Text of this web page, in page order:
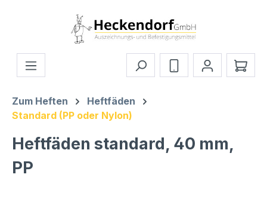
Zum Hauptinhalt springen
Zum Heften
Heftfäden
Standard (PP oder Nylon)
Heftfäden standard, 40 mm,
PP